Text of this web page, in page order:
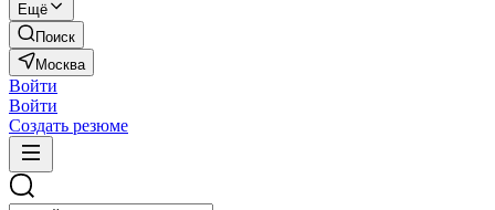
Ещё
Поиск
Москва
Войти
Войти
Создать резюме